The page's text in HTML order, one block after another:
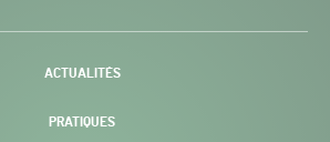
-
ACTUALITÉS
PRATIQUES